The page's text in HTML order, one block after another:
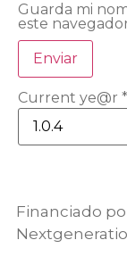
Guarda mi
este
Current ye@r *
Financiado